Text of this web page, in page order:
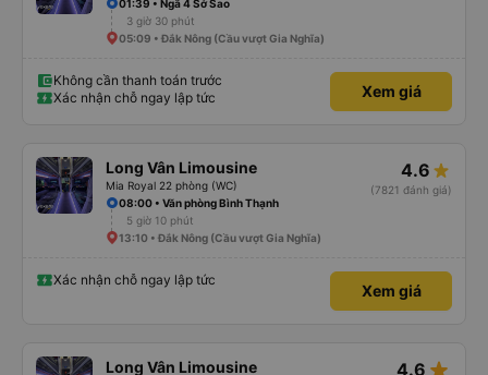
01:39 • Ngã 4 Sở Sao
3 giờ 30 phút
05:09 • Đắk Nông (Cầu vượt Gia Nghĩa)
Không cần thanh toán trước
Xác nhận chỗ ngay lập tức
Xem giá
Long Vân Limousine
Mia Royal 22 phòng (WC)
4.6
(7821 đánh giá)
08:00 • Văn phòng Bình Thạnh
5 giờ 10 phút
13:10 • Đắk Nông (Cầu vượt Gia Nghĩa)
Xác nhận chỗ ngay lập tức
Xem giá
Long Vân Limousine 4.6 star_rate